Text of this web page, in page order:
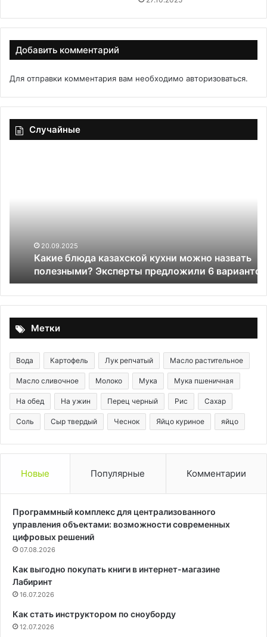
Добавить комментарий
Для отправки комментария вам необходимо авторизоваться.
Случайные
Эксперты
предложили
вариантов
20.09.2025
Какие блюда казахской кухни можно назвать
полезными? Эксперты предложили 6 вариантов
Метки
Вода Картофель Лук репчатый Масло растительное
Масло сливочное Молоко Мука Мука пшеничная
На обед На ужин Перец черный Рис Сахар
Соль Сыр твердый Чеснок Яйцо куриное яйцо
Новые Популярные Комментарии
Программный комплекс для централизованного
управления объектами: возможности современных
цифровых решений
07.08.2026
Как выгодно покупать книги в интернет-магазине
Лабиринт
16.07.2026
Как стать инструктором по сноуборду
12.07.2026